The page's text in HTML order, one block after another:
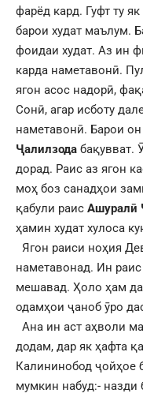
фарёд кард. Гуфт ту
барои худат маълум.
фоидаи худат. Аз ин
карда наметавонӣ.
ягон асос надорӣ,
Сонӣ, агар исботу
наметавонӣ. Барои
Ҷалилзода бақувват.
дорад. Раис аз ягон
моҳ боз санадҳои
қабули раис Ашуралӣ
ҳамин худат хулоса
Ягон раиси ноҳия
наметавонад. Ин раис
мешавад. Ҳоло ҳам
одамҳои ҷаноб ӯро
Ана ин аст аҳволи
додам, дар як ҳафта
Калининобод ҷойҳое
мумкин набуд:- назди